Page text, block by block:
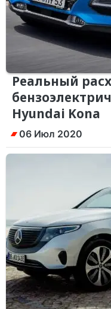
Реальный
Hyundai Kona
06 Июл 2020